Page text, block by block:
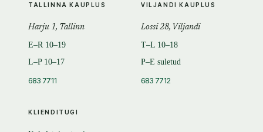
KLIENDITUGI
TALLINNA KAUPLUS
Harju 1, Tallinn
E–R 10–19
L–P 10–17
683 7711
VILJANDI KAUPLUS
Lossi 28, Viljandi
T–L 10–18
P–E suletud
683 7712